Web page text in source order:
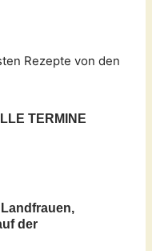
Rezepte von den
TERMINE
der